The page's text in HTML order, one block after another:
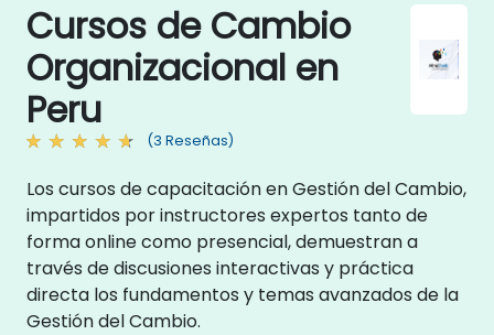
Cursos de Cambio
Organizacional en
Peru
(3 Reseñas)
Los cursos de capacitación en Gestión del Cambio,
impartidos por instructores expertos tanto de
forma online como presencial, demuestran a
través de discusiones interactivas y práctica
directa los fundamentos y temas avanzados de la
Gestión del Cambio.